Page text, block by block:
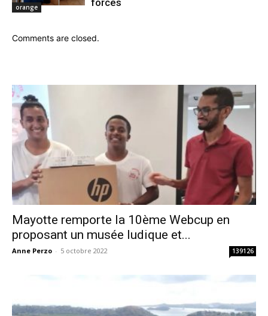
orange
Comments are closed.
Mayotte remporte la 10ème Webcup en
proposant un musée ludique et...
Anne Perzo - 5 octobre 2022 139126